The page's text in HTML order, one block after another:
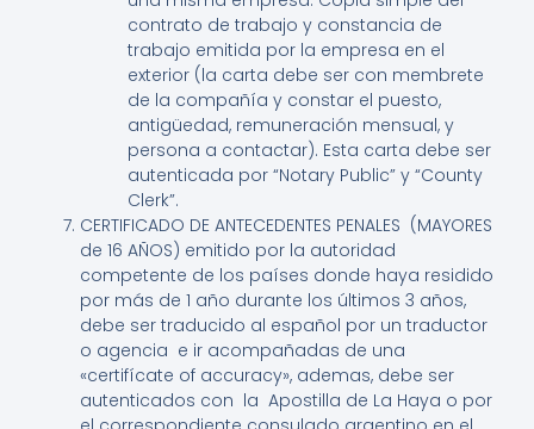
contrato de trabajo y constancia de
trabajo emitida por la empresa en el
exterior (la carta debe ser con membrete
de la compañía y constar el puesto,
antigüedad, remuneración mensual, y
persona a contactar). Esta carta debe ser
autenticada por “Notary Public” y “County
Clerk”.
CERTIFICADO DE ANTECEDENTES PENALES (MAYORES
de 16 AÑOS) emitido por la autoridad
competente de los países donde haya residido
por más de 1 año durante los últimos 3 años,
debe ser traducido al español por un traductor
o agencia e ir acompañadas de una
«certifícate of accuracy», ademas, debe ser
autenticados con la Apostilla de La Haya o por